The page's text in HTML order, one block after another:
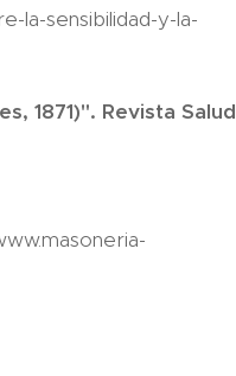
la-sensibilidad-y-la-
1871)". Revista Salud